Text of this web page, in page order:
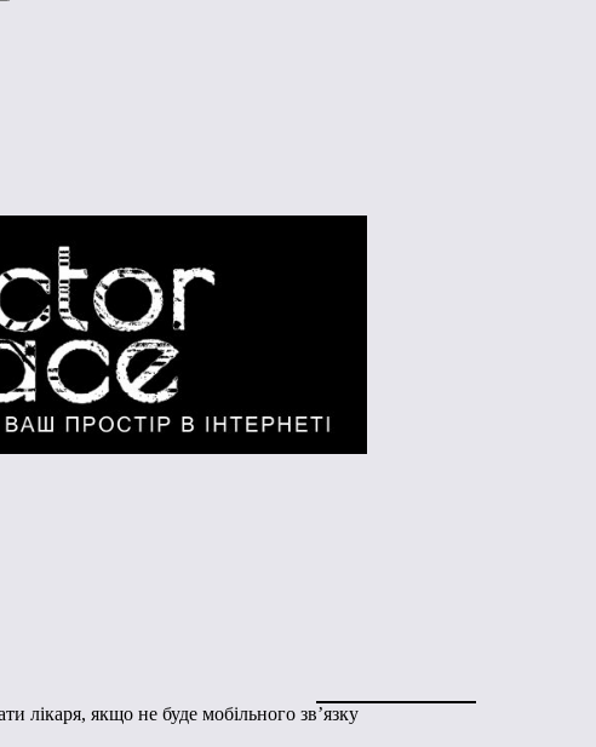
лікаря, якщо не буде мобільного зв’язку